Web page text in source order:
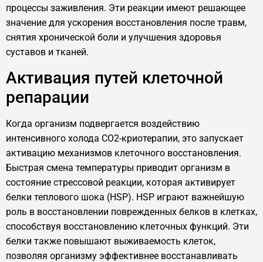
процессы заживления. Эти реакции имеют решающее
значение для ускорения восстановления после травм,
снятия хронической боли и улучшения здоровья
суставов и тканей.
Активация путей клеточной
репарации
Когда организм подвергается воздействию
интенсивного холода CO2-криотерапии, это запускает
активацию механизмов клеточного восстановления.
Быстрая смена температуры приводит организм в
состояние стрессовой реакции, которая активирует
белки теплового шока (HSP). HSP играют важнейшую
роль в восстановлении поврежденных белков в клетках,
способствуя восстановлению клеточных функций. Эти
белки также повышают выживаемость клеток,
позволяя организму эффективнее восстанавливать